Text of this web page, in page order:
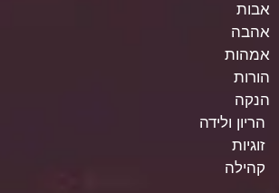
אבות
אהבה
אמהות
הורות
הנקה
הריון ולידה
זוגיות
קהילה